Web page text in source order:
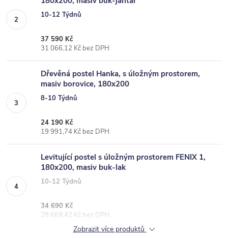
10-12 Týdnů
37 590 Kč
31 066,12 Kč bez DPH
Dřevěná postel Hanka, s úložným prostorem,
masiv borovice, 180x200
8-10 Týdnů
24 190 Kč
19 991,74 Kč bez DPH
Levitující postel s úložným prostorem FENIX 1,
180x200, masiv buk-lak
10-12 Týdnů
34 690 Kč
28 669,42 Kč bez DPH
Zobrazit více produktů